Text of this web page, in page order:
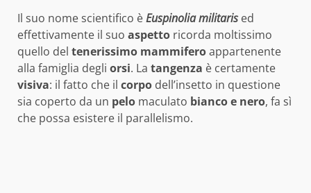
Il suo nome scientifico èEuspinoliamilitarised
effettivamente il suo aspetto ricorda moltissimo
quello del tenerissimo mammiferoappartenente
alla famiglia degli orsi. La tangenza è certamente
visiva: il fatto che il corpo dell’insetto in questione
sia coperto da un pelo maculato biancoe nero, fa sì
che possa esistere il parallelismo.